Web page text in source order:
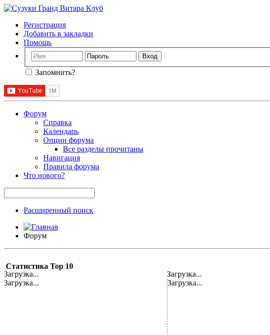
Регистрация
Добавить в закладки
Помощь
Запомнить?
Форум
Справка
Календарь
Опции форума
Все разделы прочитаны
Навигация
Правила форума
Что нового?
Расширенный поиск
Форум
Статистика Top 10
Загрузка...
Загрузка...
Загрузка...
Загрузка...